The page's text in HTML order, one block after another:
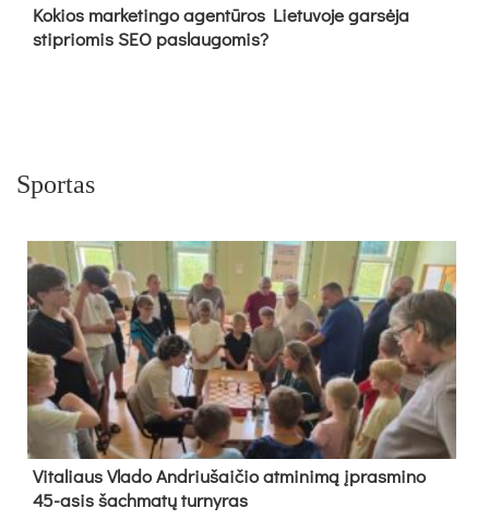
Kokios marketingo agentūros Lietuvoje garsėja
stipriomis SEO paslaugomis?
Sportas
Vi­ta­liaus Vla­do And­riu­šai­čio at­mi­ni­mą įpras­mi­no
45-asis šach­ma­tų tur­ny­ras